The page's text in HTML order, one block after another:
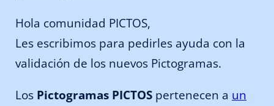
Hola comunidad PICTOS,
Les escribimos para pedirles ayuda con la
validación de los nuevos Pictogramas.
Los Pictogramas PICTOS pertenecen a un